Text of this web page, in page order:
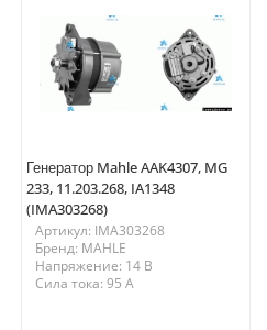
Генератор Mahle AAK4307, MG
233, 11.203.268, IA1348
(IMA303268)
Артикул: IMA303268
Бренд: MAHLE
Напряжение: 14 В
Сила тока: 95 A